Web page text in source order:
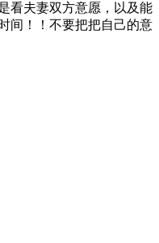
看夫妻双方意愿，以及能
间！！不要把把自己的意